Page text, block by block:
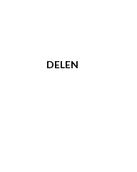
DELEN